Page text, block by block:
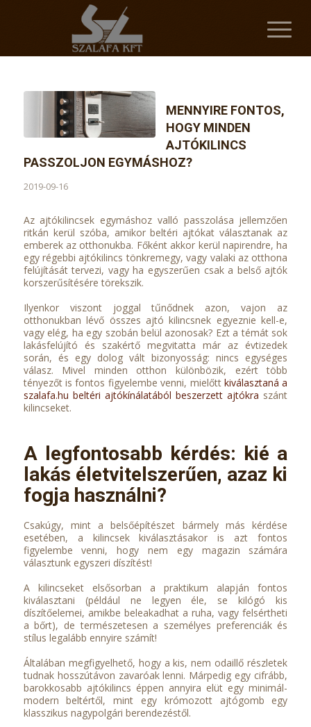
MENNYIRE FONTOS,
HOGY MINDEN
AJTÓKILINCS
PASSZOLJON EGYMÁSHOZ?
2019-09-16
Az ajtókilincsek egymáshoz valló passzolása jellemzően
ritkán kerül szóba, amikor beltéri ajtókat választanak az
emberek az otthonukba. Főként akkor kerül napirendre, ha
egy régebbi ajtókilincs tönkremegy, vagy valaki az otthona
felújítását tervezi, vagy ha egyszerűen csak a belső ajtók
korszerűsítésére törekszik.
Ilyenkor viszont joggal tűnődnek azon, vajon az
otthonukban lévő összes ajtó kilincsnek egyeznie kell-e,
vagy elég, ha egy szobán belül azonosak? Ezt a témát sok
lakásfelújító és szakértő megvitatta már az évtizedek
során, és egy dolog vált bizonyosság: nincs egységes
válasz. Mivel minden otthon különbözik, ezért több
tényezőt is fontos figyelembe venni, mielőtt kiválasztaná a
szalafa.hu beltéri ajtókínálatából beszerzett ajtókra szánt
kilincseket.
A legfontosabb kérdés: kié a
lakás életvitelszerűen, azaz ki
fogja használni?
Csakúgy, mint a belsőépítészet bármely más kérdése
esetében, a kilincsek kiválasztásakor is azt fontos
figyelembe venni, hogy nem egy magazin számára
választunk egyszeri díszítést!
A kilincseket elsősorban a praktikum alapján fontos
kiválasztani (például ne legyen éle, se kilógó kis
díszítőelemei, amikbe beleakadhat a ruha, vagy felsértheti
a bőrt), de természetesen a személyes preferenciák és
stílus legalább ennyire számít!
Általában megfigyelhető, hogy a kis, nem odaillő részletek
tudnak hosszútávon zavaróak lenni. Márpedig egy cifrább,
barokkosabb ajtókilincs éppen annyira elüt egy minimál-
modern beltértől, mint egy krómozott ajtógomb egy
klasszikus nagypolgári berendezéstől.